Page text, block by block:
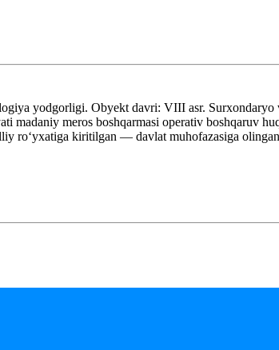
yodgorligi. Obyekt davri: VIII asr.
madaniy meros boshqarmasi operativ boshqaruv
roʻyxatiga kiritilgan — davlat muhofazasiga